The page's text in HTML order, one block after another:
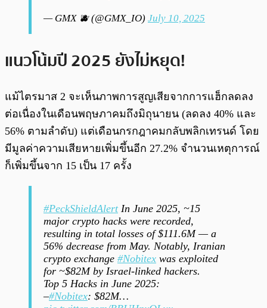
— GMX 🫐 (@GMX_IO) July 10, 2025
แนวโน้มปี 2025 ยังไม่หยุด!
แม้ไตรมาส 2 จะเห็นภาพการสูญเสียจากการแฮ็กลดลง
ต่อเนื่องในเดือนพฤษภาคมถึงมิถุนายน (ลดลง 40% และ
56% ตามลำดับ) แต่เดือนกรกฎาคมกลับพลิกเทรนด์ โดย
มีมูลค่าความเสียหายเพิ่มขึ้นอีก 27.2% จำนวนเหตุการณ์
ก็เพิ่มขึ้นจาก 15 เป็น 17 ครั้ง
#PeckShieldAlertIn June 2025, ~15
major crypto hacks were recorded,
resulting in total losses of $111.6M — a
56% decrease from May. Notably, Iranian
crypto exchange #Nobitex was exploited
for ~$82M by Israel-linked hackers.
Top 5 Hacks in June 2025:
–#Nobitex: $82M…